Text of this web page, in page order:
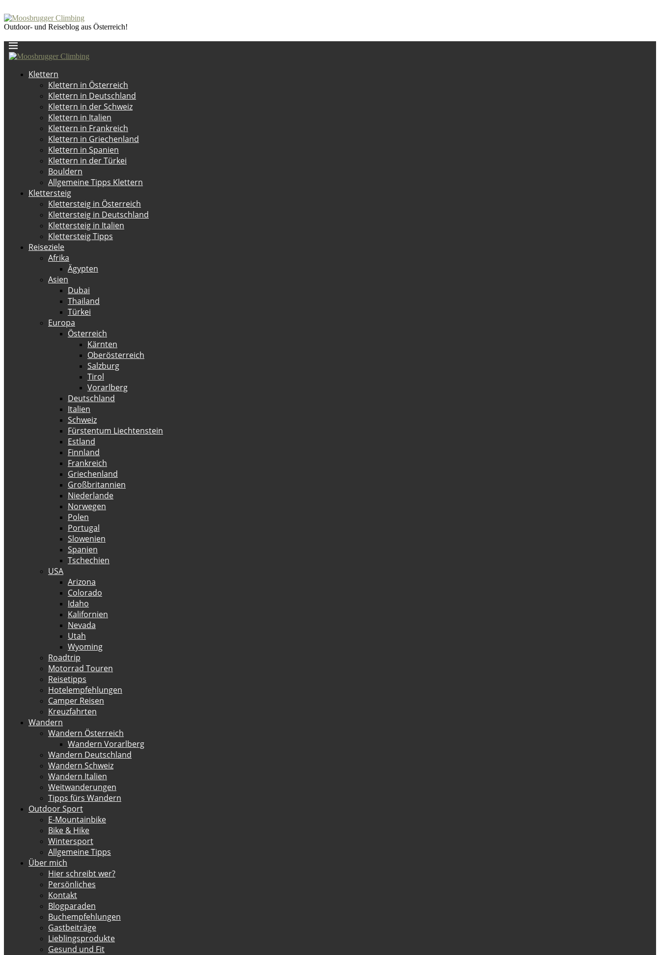
Outdoor- und Reiseblog aus Österreich!
Klettern
Klettern in Österreich
Klettern in Deutschland
Klettern in der Schweiz
Klettern in Italien
Klettern in Frankreich
Klettern in Griechenland
Klettern in Spanien
Klettern in der Türkei
Bouldern
Allgemeine Tipps Klettern
Klettersteig
Klettersteig in Österreich
Klettersteig in Deutschland
Klettersteig in Italien
Klettersteig Tipps
Reiseziele
Afrika
Ägypten
Asien
Dubai
Thailand
Türkei
Europa
Österreich
Kärnten
Oberösterreich
Salzburg
Tirol
Vorarlberg
Deutschland
Italien
Schweiz
Fürstentum Liechtenstein
Estland
Finnland
Frankreich
Griechenland
Großbritannien
Niederlande
Norwegen
Polen
Portugal
Slowenien
Spanien
Tschechien
USA
Arizona
Colorado
Idaho
Kalifornien
Nevada
Utah
Wyoming
Roadtrip
Motorrad Touren
Reisetipps
Hotelempfehlungen
Camper Reisen
Kreuzfahrten
Wandern
Wandern Österreich
Wandern Vorarlberg
Wandern Deutschland
Wandern Schweiz
Wandern Italien
Weitwanderungen
Tipps fürs Wandern
Outdoor Sport
E-Mountainbike
Bike & Hike
Wintersport
Allgemeine Tipps
Über mich
Hier schreibt wer?
Persönliches
Kontakt
Blogparaden
Buchempfehlungen
Gastbeiträge
Lieblingsprodukte
Gesund und Fit